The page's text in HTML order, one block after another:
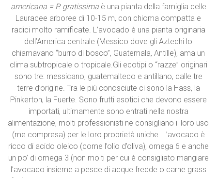
americana = P. gratissimaè una pianta della famiglia delle
Lauracee arboree di 10-15 m, con chioma compatta e
radici molto ramificate. L’avocado è una pianta originaria
dell’America centrale (Messico dove gli Aztechi lo
chiamavano “burro di bosco”, Guatemala, Antille), ama un
clima subtropicale o tropicale.Gli ecotipi o “razze” originari
sono tre: messicano, guatemalteco e antillano, dalle tre
terre d’origine. Tra le più conosciute ci sono la Hass, la
Pinkerton, la Fuerte. Sono frutti esotici che devono essere
importati, ultimamente sono entrati nella nostra
alimentazione, molti professionisti ne consigliano il loro uso
(me compresa) per le loro proprietà uniche. L’avocado è
ricco di acido oleico (come l’olio d’oliva), omega 6 e anche
un po’ di omega 3 (non molti per cui è consigliato mangiare
l’avocado insieme a pesce di acque fredde o carne grass